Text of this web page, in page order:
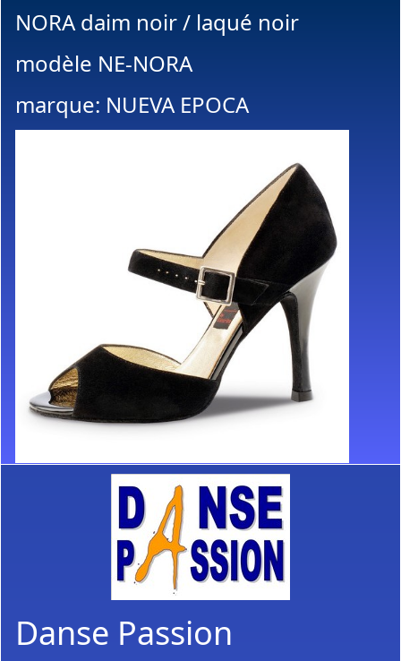
NORA daim noir / laqué noir
modèle NE-NORA
marque: NUEVA EPOCA
Danse Passion